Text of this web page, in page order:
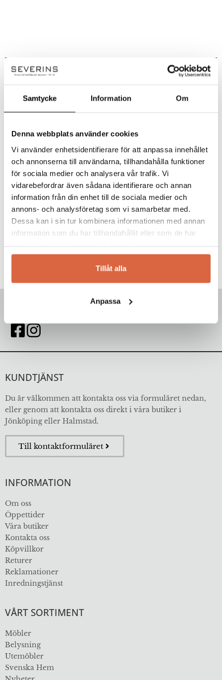
Samtycke Information Om
Denna webbplats använder cookies
Vi använder enhetsidentifierare för att anpassa innehållet
och annonserna till användarna, tillhandahålla funktioner
för sociala medier och analysera vår trafik. Vi
vidarebefordrar även sådana identifierare och annan
information från din enhet till de sociala medier och
annons- och analysföretag som vi samarbetar med.
Dessa kan i sin tur kombinera informationen med annan
information som du har tillhandahållit eller som de har
Tillåt alla
Anpassa
Handla smart – få 10% rabatt direkt
Rabatten dras automatiskt i kassan – inga koder behövs.
✔ Dras automatiskt i kassan
✔ Gäller på ordinarie priser
Observera!
Kan ej kombineras med andra erbjudanden eller redan nedsatta priser. Vissa
kategorier och varumärken är exkluderade. Se alla villkorhär!
FÖLJ OSS
KUNDTJÄNST
Du är välkommen att kontakta oss via formuläret nedan,
eller genom att kontakta oss direkt i våra butiker i
Jönköping eller Halmstad.
Till kontaktformuläret
INFORMATION
Om oss
Öppettider
Våra butiker
Kontakta oss
Köpvillkor
Returer
Reklamationer
Inredningstjänst
VÅRT SORTIMENT
Möbler
Belysning
Utemöbler
Svenska Hem